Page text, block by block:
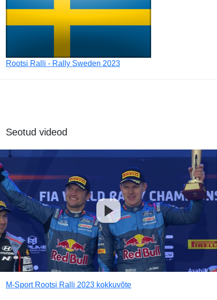
Rootsi Ralli - Rally Sweden 2023
Seotud videod
M-Sport Rootsi Ralli 2023 kokkuvõte